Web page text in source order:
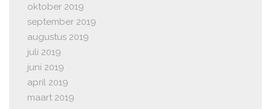
oktober 2019
september 2019
augustus 2019
juli 2019
juni 2019
april 2019
maart 2019